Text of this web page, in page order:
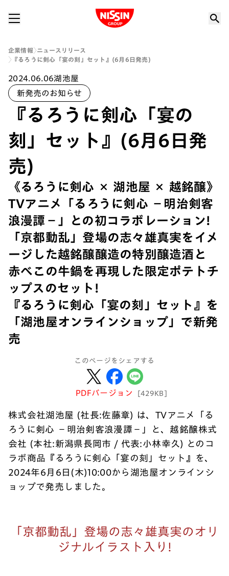
Nissin Group
企業情報
ニュースリリース
『るろうに剣心「宴の刻」セット』(6月6日発売)
2024.06.06湖池屋
新発売のお知らせ
『るろうに剣心「宴の
刻」セット』(6月6日発
売)
《るろうに剣心 × 湖池屋 × 越銘醸》
TVアニメ「るろうに剣心 －明治剣客
浪漫譚－」との初コラボレーション!
「京都動乱」登場の志々雄真実をイメ
ージした越銘醸醸造の特別醸造酒と
赤べこの牛鍋を再現した限定ポテトチ
ップスのセット!
『るろうに剣心「宴の刻」セット』を
「湖池屋オンラインショップ」で新発
売
このページをシェアする
PDFバージョン [429KB]
株式会社湖池屋 (社長:佐藤章) は、TVアニメ「る
ろうに剣心 －明治剣客浪漫譚－」と、越銘醸株式
会社 (本社:新潟県長岡市 / 代表:小林幸久) とのコ
ラボ商品『るろうに剣心「宴の刻」セット』を、
2024年6月6日(木)10:00から湖池屋オンラインシ
ョップで発売しました。
「京都動乱」登場の志々雄真実のオリ
ジナルイラスト入り!